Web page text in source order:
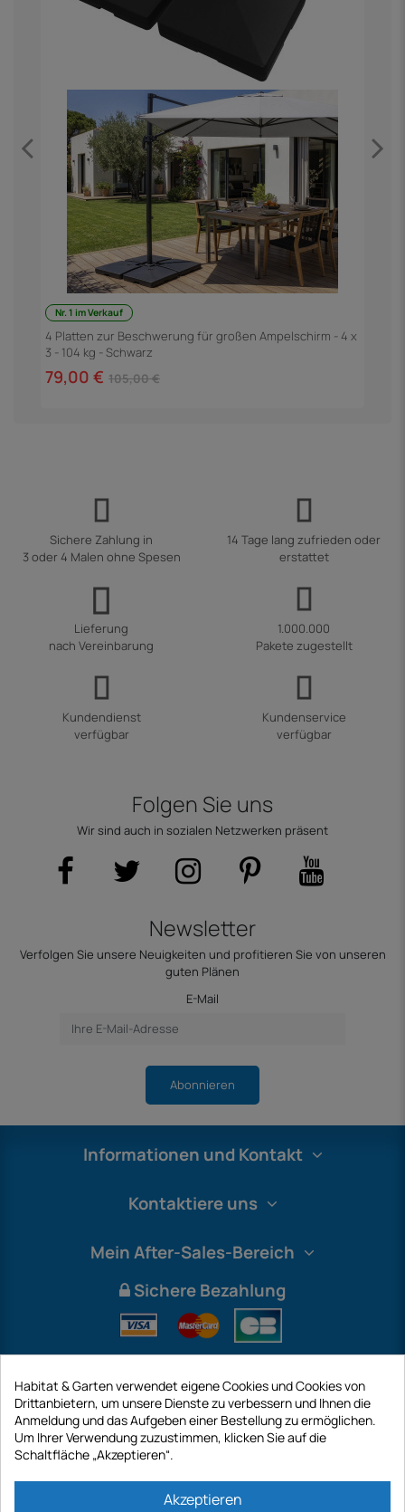
Nr. 1 im Verkauf
4 Platten zur Beschwerung für großen Ampelschirm - 4 x
3 - 104 kg - Schwarz
79,00 € 105,00 €
Sichere Zahlung in
3 oder 4 Malen ohne Spesen
14 Tage lang zufrieden oder
erstattet
Lieferung
nach Vereinbarung
1.000.000
Pakete zugestellt
Kundendienst
verfügbar
Kundenservice
verfügbar
Folgen Sie uns
Wir sind auch in sozialen Netzwerken präsent
Newsletter
Verfolgen Sie unsere Neuigkeiten und profitieren Sie von unseren
guten Plänen
E-Mail
Abonnieren
Informationen und Kontakt
Kontaktiere uns
Mein After-Sales-Bereich
Sichere Bezahlung
International
Habitat & Garten verwendet eigene Cookies und Cookies von
Drittanbietern, um unsere Dienste zu verbessern und Ihnen die
Anmeldung und das Aufgeben einer Bestellung zu ermöglichen.
Um Ihrer Verwendung zuzustimmen, klicken Sie auf die
Schaltfläche „Akzeptieren“.
Akzeptieren